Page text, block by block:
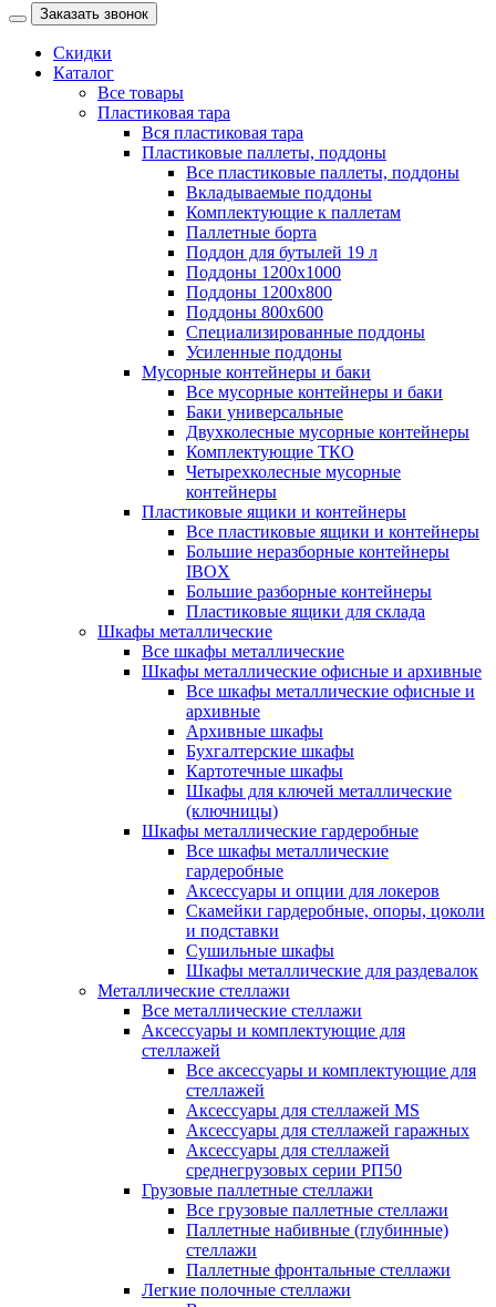
Заказать звонок
Скидки
Каталог
Все товары
Пластиковая тара
Вся пластиковая тара
Пластиковые паллеты, поддоны
Все пластиковые паллеты, поддоны
Вкладываемые поддоны
Комплектующие к паллетам
Паллетные борта
Поддон для бутылей 19 л
Поддоны 1200х1000
Поддоны 1200х800
Поддоны 800х600
Специализированные поддоны
Усиленные поддоны
Мусорные контейнеры и баки
Все мусорные контейнеры и баки
Баки универсальные
Двухколесные мусорные контейнеры
Комплектующие ТКО
Четырехколесные мусорные
контейнеры
Пластиковые ящики и контейнеры
Все пластиковые ящики и контейнеры
Большие неразборные контейнеры
IBOX
Большие разборные контейнеры
Пластиковые ящики для склада
Шкафы металлические
Все шкафы металлические
Шкафы металлические офисные и архивные
Все шкафы металлические офисные и
архивные
Архивные шкафы
Бухгалтерские шкафы
Картотечные шкафы
Шкафы для ключей металлические
(ключницы)
Шкафы металлические гардеробные
Все шкафы металлические
гардеробные
Аксессуары и опции для локеров
Скамейки гардеробные, опоры, цоколи
и подставки
Сушильные шкафы
Шкафы металлические для раздевалок
Металлические стеллажи
Все металлические стеллажи
Аксессуары и комплектующие для
стеллажей
Все аксессуары и комплектующие для
стеллажей
Аксессуары для стеллажей MS
Аксессуары для стеллажей гаражных
Аксессуары для стеллажей
среднегрузовых серии РП50
Грузовые паллетные стеллажи
Все грузовые паллетные стеллажи
Паллетные набивные (глубинные)
стеллажи
Паллетные фронтальные стеллажи
Легкие полочные стеллажи